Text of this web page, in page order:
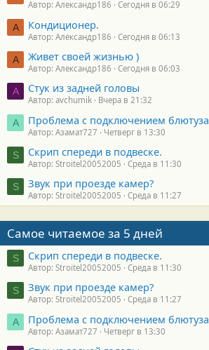
Автор: Александр186 Сегодня в 06:29
А Кондиционер.
Автор: Александр186 Сегодня в 06:13
А Живет своей жизнью )
Автор: Александр186 Сегодня в 06:03
A Стук из задней головы
Автор: avchumik Вчера в 21:32
А Проблема с подключением блютуза
Автор: Азамат727 Четверг в 13:30
S Скрип спереди в подвеске.
Автор: Stroitel20052005 Среда в 11:30
S Звук при проезде камер?
Автор: Stroitel20052005 Среда в 11:27
Самое читаемое за 5 дней
S Скрип спереди в подвеске.
Автор: Stroitel20052005 Среда в 11:30
S Звук при проезде камер?
Автор: Stroitel20052005 Среда в 11:27
А Проблема с подключением блютуза
Автор: Азамат727 Четверг в 13:30